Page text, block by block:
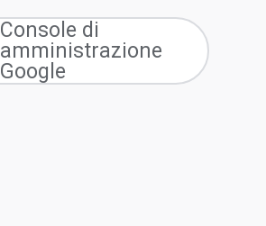
Console di
amministrazione
Google